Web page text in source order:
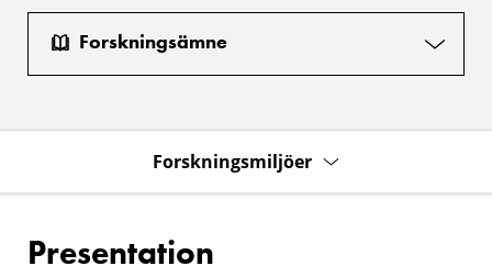
Forskningsämne
Forskningsmiljöer
Presentation